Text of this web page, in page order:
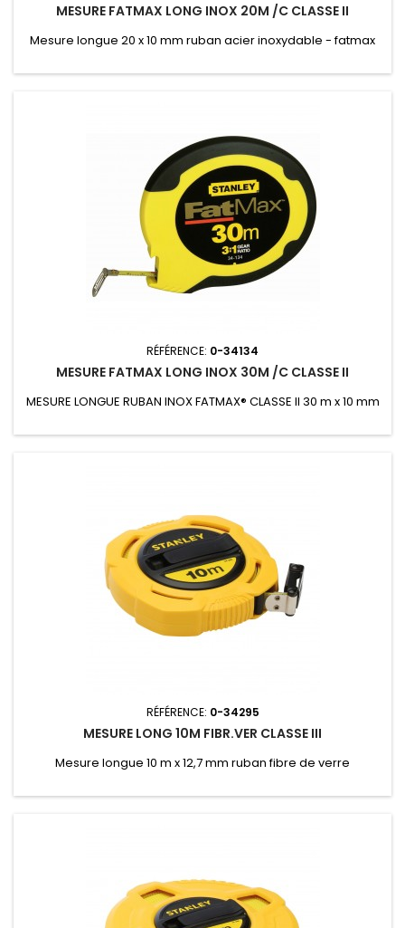
MESURE FATMAX LONG INOX 20M /C CLASSE II
Mesure longue 20 x 10 mm ruban acier inoxydable - fatmax
RÉFÉRENCE: 0-34134
MESURE FATMAX LONG INOX 30M /C CLASSE II
MESURE LONGUE RUBAN INOX FATMAX® CLASSE II 30 m x 10 mm
RÉFÉRENCE: 0-34295
MESURE LONG 10M FIBR.VER CLASSE III
Mesure longue 10 m x 12,7 mm ruban fibre de verre